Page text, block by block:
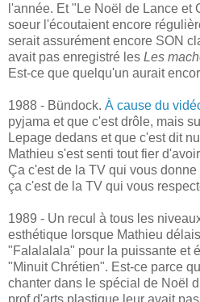
l'année. Et "Le Noël de Lance et
soeur l'écoutaient encore
serait assurément encore SON
avait pas enregistré les Les
Est-ce que quelqu'un aurait
1988 - Bündock. À cause du
pyjama et que c'est drôle, mais
Lepage dedans et que c'est dit
Mathieu s'est senti tout fier
Ça c'est de la TV qui vous
ça c'est de la TV qui vous
1989 - Un recul à tous les
esthétique lorsque Mathieu
"Falalalala" pour la puissante et
"Minuit Chrétien". Est-ce parce
chanter dans le spécial de Noël
prof d'arts plastique leur avait